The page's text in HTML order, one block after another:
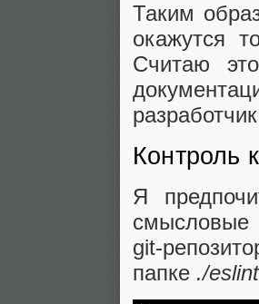
Таким
окажутся
Считаю
Контроль
Я
смысловые
git-
папке ./